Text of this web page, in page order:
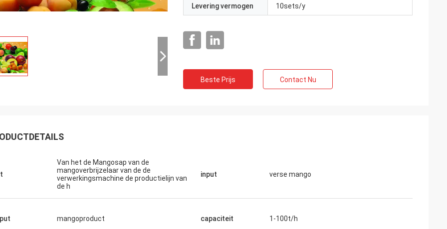
Levering vermogen 10sets/y
Beste Prijs Contact Nu
Van het de Mangosap van de
mangoverbrijzelaar van de de
verwerkingsmachine de productielijn van
de h
input verse mango
mangoproduct capaciteit 1-100t/h